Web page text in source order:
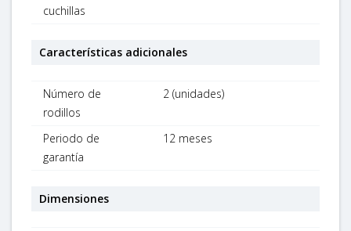
cuchillas
Características adicionales
Número de
rodillos
2 (unidades)
Periodo de
garantía
12 meses
Dimensiones